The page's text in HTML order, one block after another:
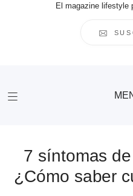
El magazine lifestyle
7 síntomas
¿Cómo saber